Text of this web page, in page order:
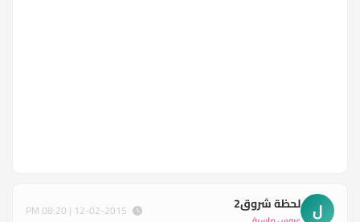
ل لحظة شروق2